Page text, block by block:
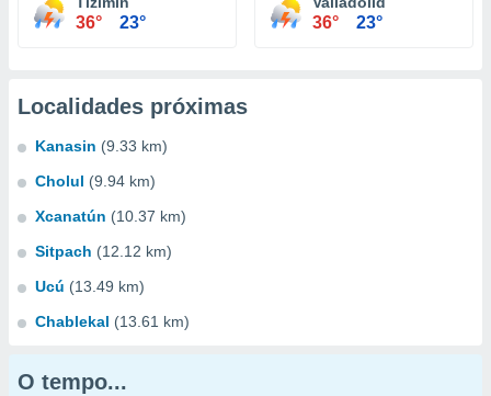
36° 23° 36° 23°
Localidades próximas
Kanasin (9.33 km)
Cholul (9.94 km)
Xcanatún (10.37 km)
Sitpach (12.12 km)
Ucú (13.49 km)
Chablekal (13.61 km)
O tempo...